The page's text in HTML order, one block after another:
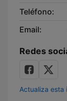
Teléfono:
Email:
Redes
Actualiza esta